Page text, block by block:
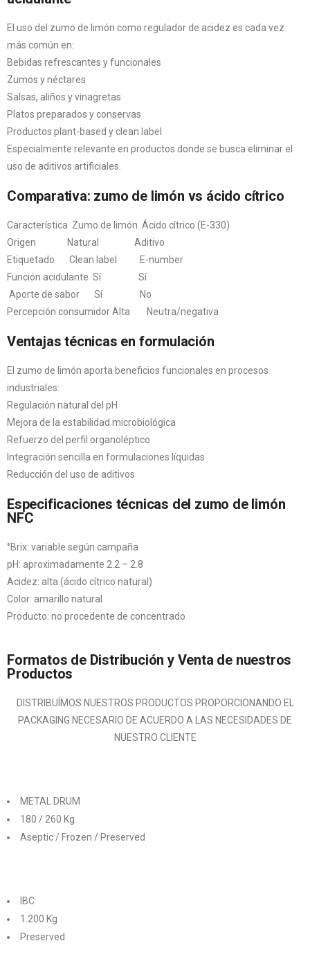
El uso del zumo de limón como regulador de acidez es cada vez
más común en:
Bebidas refrescantes y funcionales
Zumos y néctares
Salsas, aliños y vinagretas
Platos preparados y conservas
Productos plant-based y clean label
Especialmente relevante en productos donde se busca eliminar el
uso de aditivos artificiales.
Comparativa: zumo de limón vs ácido cítrico
Característica Zumo de limón Ácido cítrico (E-330)
Origen Natural Aditivo
Etiquetado Clean label E-number
Función acidulante Sí Sí
Aporte de sabor Sí No
Percepción consumidor Alta Neutra/negativa
Ventajas técnicas en formulación
El zumo de limón aporta beneficios funcionales en procesos
industriales:
Regulación natural del pH
Mejora de la estabilidad microbiológica
Refuerzo del perfil organoléptico
Integración sencilla en formulaciones líquidas
Reducción del uso de aditivos
Especificaciones técnicas del zumo de limón
NFC
°Brix: variable según campaña
pH: aproximadamente 2.2 – 2.8
Acidez: alta (ácido cítrico natural)
Color: amarillo natural
Producto: no procedente de concentrado
Formatos de Distribución y Venta de nuestros
Productos
DISTRIBUÍMOS NUESTROS PRODUCTOS PROPORCIONANDO EL
PACKAGING NECESARIO DE ACUERDO A LAS NECESIDADES DE
NUESTRO CLIENTE
METAL DRUM
180 / 260 Kg
Aseptic / Frozen / Preserved
IBC
1.200 Kg
Preserved